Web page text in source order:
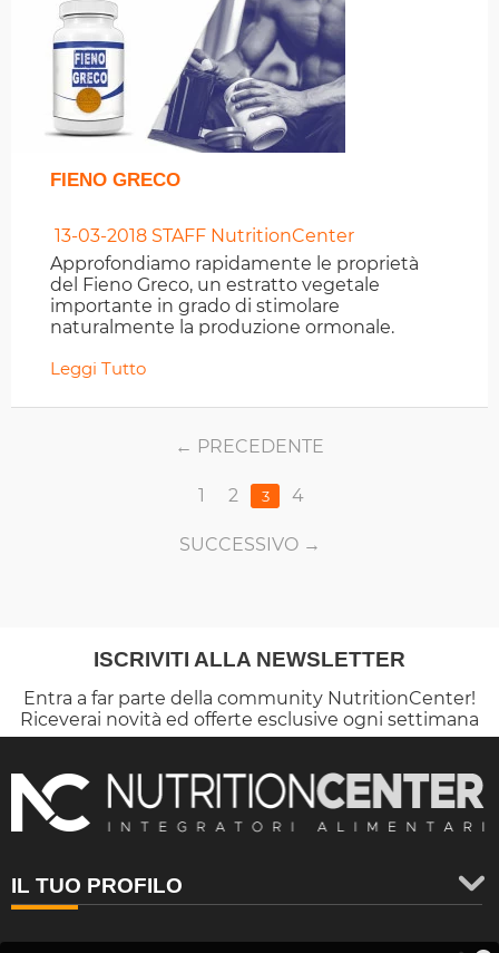
FIENO GRECO
13-03-2018 STAFF NutritionCenter
Approfondiamo rapidamente le proprietà
del Fieno Greco, un estratto vegetale
importante in grado di stimolare
naturalmente la produzione ormonale.
Leggi Tutto
PRECEDENTE
1 2 3 4
SUCCESSIVO
ISCRIVITI ALLA NEWSLETTER
Entra a far parte della community NutritionCenter!
Riceverai novità ed offerte esclusive ogni settimana
IL TUO PROFILO